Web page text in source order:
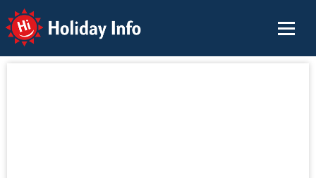
Holiday Info